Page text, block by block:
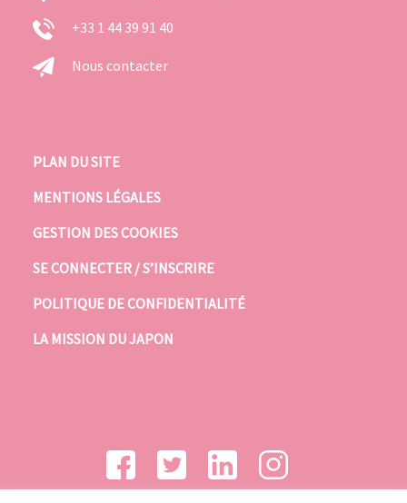
+33 1 44 39 91 40
Nous contacter
PLAN DU SITE
MENTIONS LÉGALES
GESTION DES COOKIES
SE CONNECTER / S’INSCRIRE
POLITIQUE DE CONFIDENTIALITÉ
LA MISSION DU JAPON